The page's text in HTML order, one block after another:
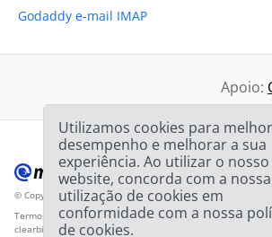
Godaddy e-mail IMAP
Apoio:
© Copyright 2012-2026 Mailbird™Todos os direitos
Termos de Serviço Política de Privacidade Mapa do sítio
clearbit.com
Utilizamos cookies para
desempenho e melhorar a sua
experiência. Ao utilizar o nosso
website, concorda com a nossa
utilização de cookies em
conformidade com a nossa
de cookies.